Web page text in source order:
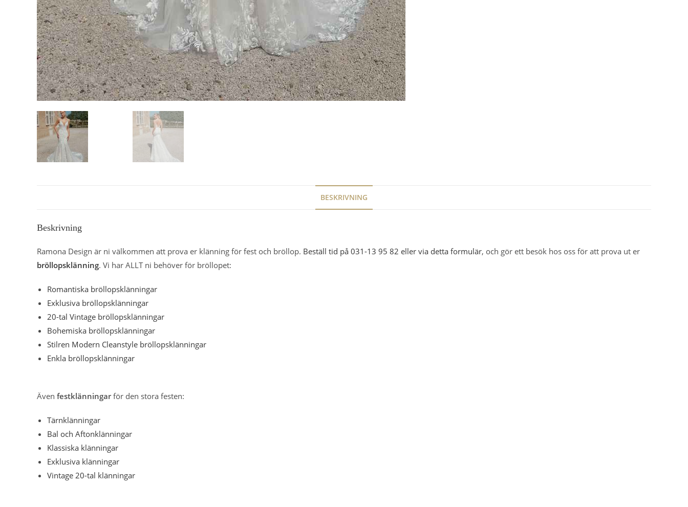
BESKRIVNING
Beskrivning
Ramona Design är ni välkommen att prova er klänning för fest och bröllop. Beställ tid på 031-13 95 82 eller via detta formulär, och gör ett besök hos oss för att prova ut er
bröllopsklänning. Vi har ALLT ni behöver för bröllopet:
Romantiska bröllopsklänningar
Exklusiva bröllopsklänningar
20-tal Vintage bröllopsklänningar
Bohemiska bröllopsklänningar
Stilren Modern Cleanstyle bröllopsklänningar
Enkla bröllopsklänningar
Även festklänningarför den stora festen:
Tärnklänningar
Bal och Aftonklänningar
Klassiska klänningar
Exklusiva klänningar
Vintage 20-tal klänningar